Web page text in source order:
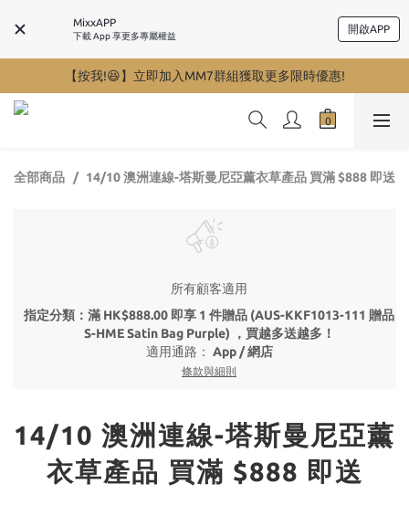
MixxAPP
下載 App 享更多專屬權益
開啟APP
【按我!😆】立即加入MM7群組獲取更多限時優惠!
全部商品 14/10 澳洲連線-塔斯曼尼亞薰衣草產品 買滿 $888 即送
所有顧客適用
指定分類：滿 HK$888.00 即享 1 件贈品 (AUS-KKF1013-111 贈品
S-HME Satin Bag Purple) ，買越多送越多！
適用通路： App / 網店
條款與細則
14/10 澳洲連線-塔斯曼尼亞薰
衣草產品 買滿 $888 即送